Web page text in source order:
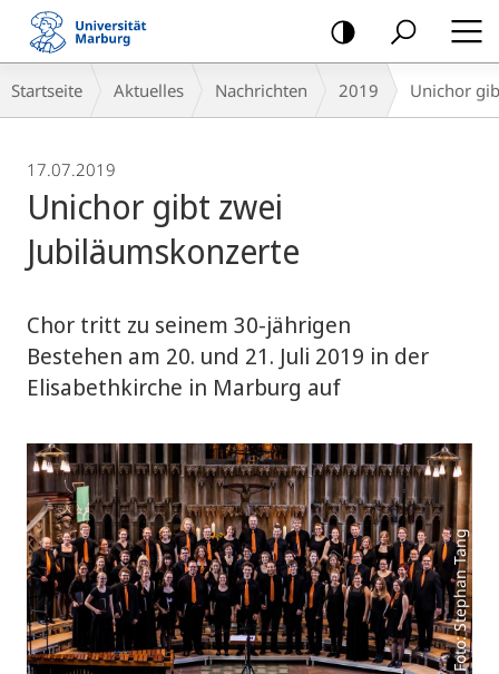
Mobile-
Navigation
Breadcrumb-
Navigation
Startseite Aktuelles Nachrichten 2019 Unichor
17.07.2019
Unichor gibt zwei
Jubiläumskonzerte
Chor tritt zu seinem 30-jährigen
Bestehen am 20. und 21. Juli 2019 in der
Elisabethkirche in Marburg auf
Foto: Stephan Tang